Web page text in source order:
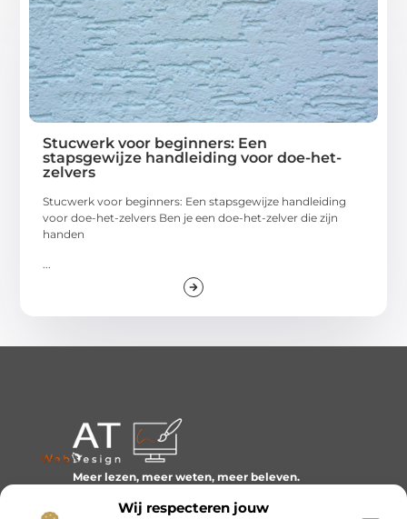
Wij respecteren jouw
Stucwerk voor beginners: Een
stapsgewijze handleiding voor doe-het-
zelvers
Stucwerk voor beginners: Een stapsgewijze handleiding
voor doe-het-zelvers Ben je een doe-het-zelver die zijn
handen
Meer lezen, meer weten, meer beleven.
het dagelijks leven boeiend maakt.